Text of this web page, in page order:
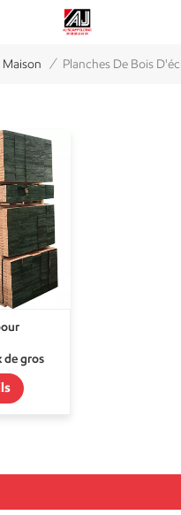
Maison / Planches De Bois
de gros